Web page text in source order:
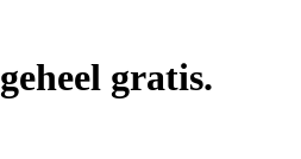
geheel gratis.